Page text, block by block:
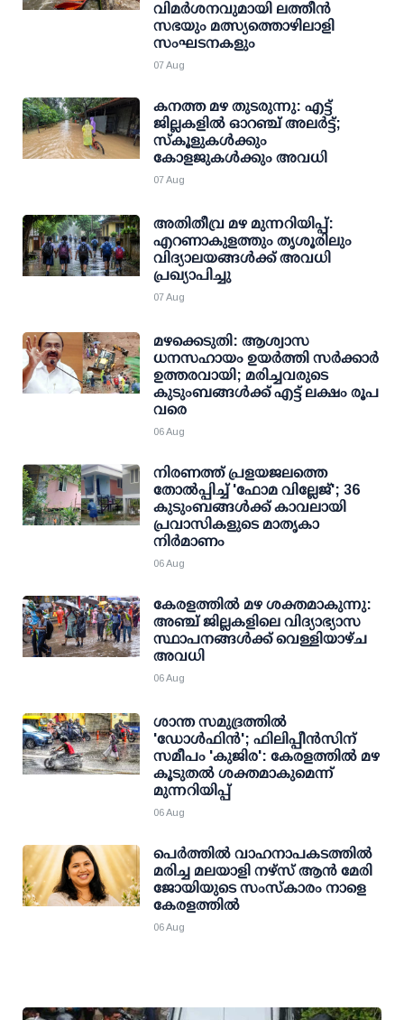
വിമര്‍ശനവുമായി ലത്തീന്‍
സഭയും മത്സ്യത്തൊഴിലാളി
സംഘടനകളും
07 Aug
കനത്ത മഴ തുടരുന്നു: എട്ട്
ജില്ലകളില്‍ ഓറഞ്ച് അലര്‍ട്ട്;
സ്‌കൂളുകള്‍ക്കും
കോളജുകള്‍ക്കും അവധി
07 Aug
അതിതീവ്ര മഴ മുന്നറിയിപ്പ്:
എറണാകുളത്തും തൃശൂരിലും
വിദ്യാലയങ്ങള്‍ക്ക് അവധി
പ്രഖ്യാപിച്ചു
07 Aug
മഴക്കെടുതി: ആശ്വാസ
ധനസഹായം ഉയര്‍ത്തി സര്‍ക്കാര്‍
ഉത്തരവായി; മരിച്ചവരുടെ
കുടുംബങ്ങള്‍ക്ക് എട്ട് ലക്ഷം രൂപ
വരെ
06 Aug
നിരണത്ത് പ്രളയജലത്തെ
തോല്‍പ്പിച്ച് 'ഫോമ വില്ലേജ്'; 36
കുടുംബങ്ങള്‍ക്ക് കാവലായി
പ്രവാസികളുടെ മാതൃകാ
നിര്‍മാണം
06 Aug
കേരളത്തില്‍ മഴ ശക്തമാകുന്നു:
അഞ്ച് ജില്ലകളിലെ വിദ്യാഭ്യാസ
സ്ഥാപനങ്ങള്‍ക്ക് വെള്ളിയാഴ്ച
അവധി
06 Aug
ശാന്ത സമുദ്രത്തില്‍
'ഡോള്‍ഫിന്‍'; ഫിലിപ്പീന്‍സിന്
സമീപം 'കുജിര': കേരളത്തില്‍ മഴ
കൂടുതല്‍ ശക്തമാകുമെന്ന്
മുന്നറിയിപ്പ്
06 Aug
പെർത്തിൽ വാഹനാപകടത്തിൽ
മരിച്ച മലയാളി നഴ്സ് ആൻ മേരി
ജോയിയുടെ സംസ്കാരം നാളെ
കേരളത്തിൽ
06 Aug